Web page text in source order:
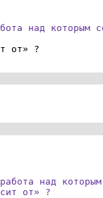
над которым
от» ?
над
от» ?